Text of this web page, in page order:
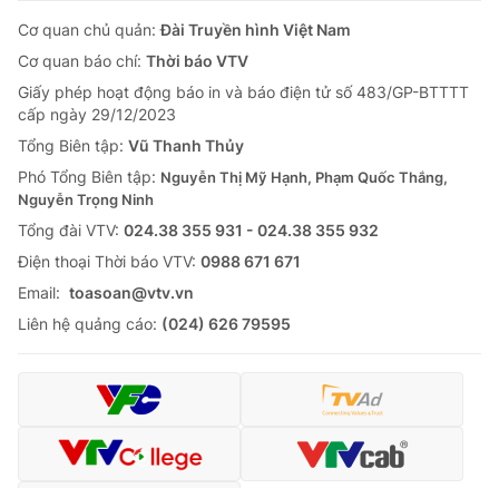
Cơ quan chủ quản:Đài Truyền hình Việt Nam
Cơ quan báo chí: Thời báo VTV
Giấy phép hoạt động báo in và báo điện tử số 483/GP-BTTTT
cấp ngày 29/12/2023
Tổng Biên tập: Vũ Thanh Thủy
Phó Tổng Biên tập: Nguyễn Thị Mỹ Hạnh, Phạm Quốc Thắng,
Nguyễn Trọng Ninh
Tổng đài VTV: 024.38 355 931 - 024.38 355 932
Ðiện thoại Thời báo VTV: 0988 671 671
Email: toasoan@vtv.vn
Liên hệ quảng cáo: (024) 626 79595